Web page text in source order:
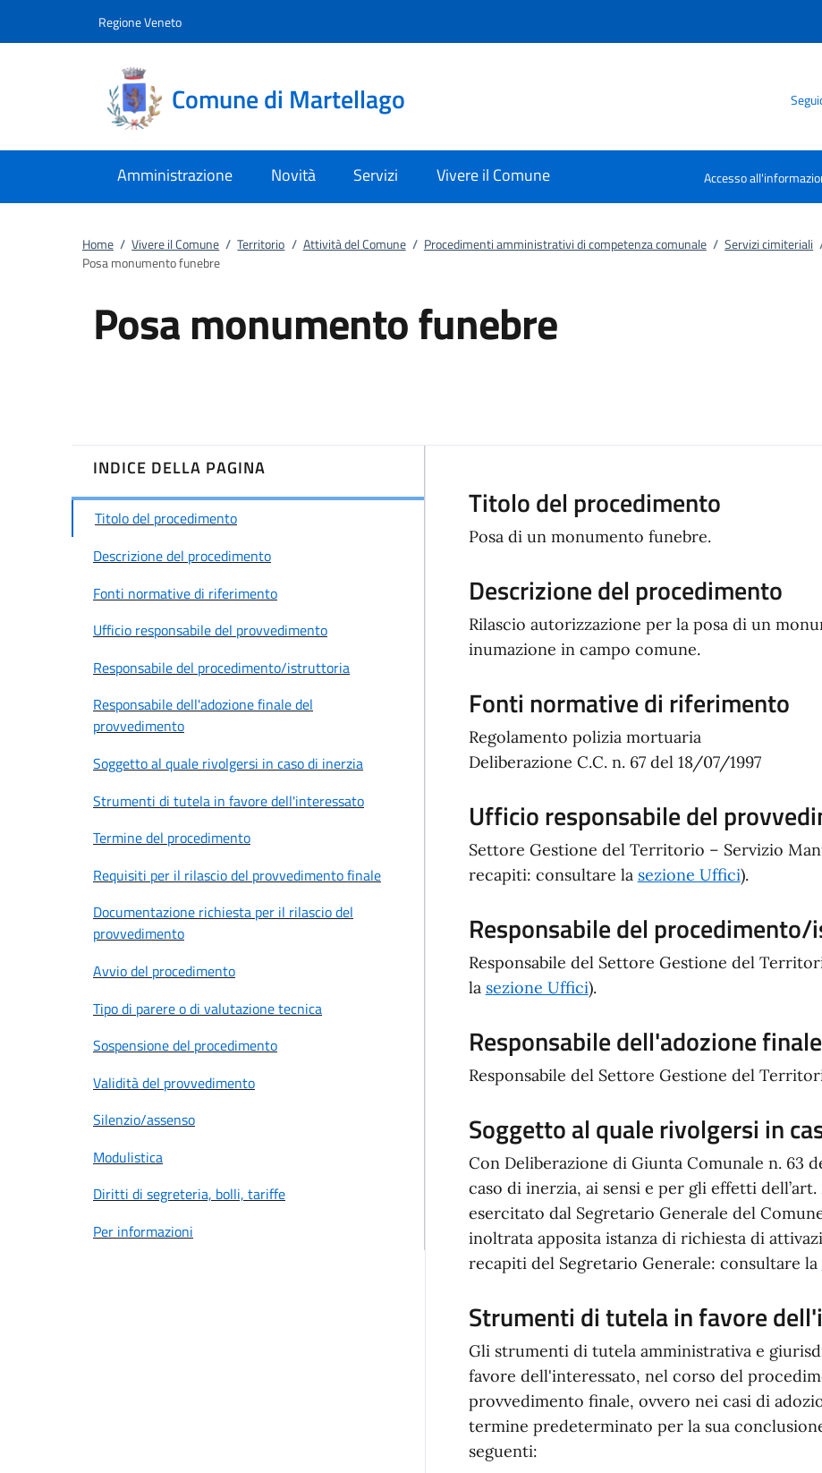
Regione Veneto
Comune di Martellago
Amministrazione Novità Servizi Vivere il Comune Accesso
Home / Vivere il Comune / Territorio / Attività del Comune / Procedimenti amministrativi di competenza comunale / Servizi cimiteriali
Posa monumento funebre
Posa monumento funebre
INDICE DELLA PAGINA
Titolo del procedimento
Descrizione del procedimento
Fonti normative di riferimento
Ufficio responsabile del provvedimento
Responsabile del procedimento/istruttoria
Responsabile dell'adozione finale del
provvedimento
Soggetto al quale rivolgersi in caso di inerzia
Strumenti di tutela in favore dell'interessato
Termine del procedimento
Requisiti per il rilascio del provvedimento finale
Documentazione richiesta per il rilascio del
provvedimento
Avvio del procedimento
Tipo di parere o di valutazione tecnica
Sospensione del procedimento
Validità del provvedimento
Silenzio/assenso
Modulistica
Diritti di segreteria, bolli, tariffe
Per informazioni
Titolo del procedimento
Posa di un monumento funebre.
Descrizione del procedimento
Rilascio autorizzazione per la posa di un
inumazione in campo comune.
Fonti normative di riferimento
Regolamento polizia mortuaria
Deliberazione C.C. n. 67 del 18/07/1997
Ufficio responsabile del
Settore Gestione del Territorio – Servizio
recapiti: consultare la sezione Uffici).
Responsabile del
Responsabile del Settore Gestione del
la sezione Uffici).
Responsabile dell'adozione
Responsabile del Settore Gestione del
Soggetto al quale rivolgersi in
Con Deliberazione di Giunta Comunale n. 63
caso di inerzia, ai sensi e per gli effetti dell’art.
esercitato dal Segretario Generale del
inoltrata apposita istanza di richiesta di
recapiti del Segretario Generale: consultare la
Strumenti di tutela in favore
Gli strumenti di tutela amministrativa e
favore dell'interessato, nel corso del
provvedimento finale, ovvero nei casi di
termine predeterminato per la sua
seguenti: